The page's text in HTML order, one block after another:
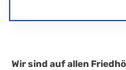
Wir sind auf allen